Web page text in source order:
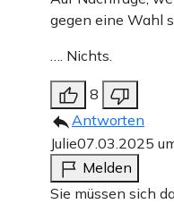
gegen eine Wahl
…. Nichts.
8
Antworten
Julie07.03.2025
Melden
Sie müssen sich